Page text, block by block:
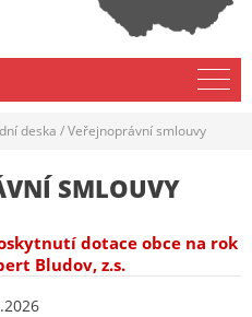
deska /Veřejnoprávní smlouvy
SMLOUVY
dotace obce na rok
Bludov, z.s.